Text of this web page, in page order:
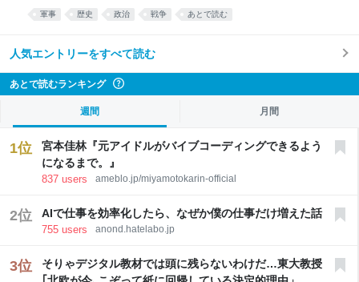
まで終戦を延ばした責任は誰にあるのか。 メディアの使命を考える。権
力にも権威にも阿ることなく、読者に有益な情報や意見を届けていただ
の正確な記事がほしい。 本日の毎日新聞で、ほしいと思っていた記事に
執筆者は専門編集委員・伊藤智永である。昭和天皇（裕仁）が記者会見
で述べた「迷答」の紹介にとどまらず、その「迷答」を引き出した記者
の経歴を紹介することで、読者に考える素材を提供している。 戦後30年
の1975年10月、昭和天皇、皇后両陛下は初の米国訪問から帰国後、皇居
で日本記者ク
軍事 歴史 政治 戦争 あとで読む
人気エントリーをすべて読む
あとで読むランキング
週間 月間
1位
宮本佳林『元アイドルがバイブコーディングできるよう
になるまで。』
837 users ameblo.jp/miyamotokarin-official
2位 AIで仕事を効率化したら、なぜか僕の仕事だけ増えた話
755 users anond.hatelabo.jp
3位
そりゃデジタル教材では頭に残らないわけだ…東大教授